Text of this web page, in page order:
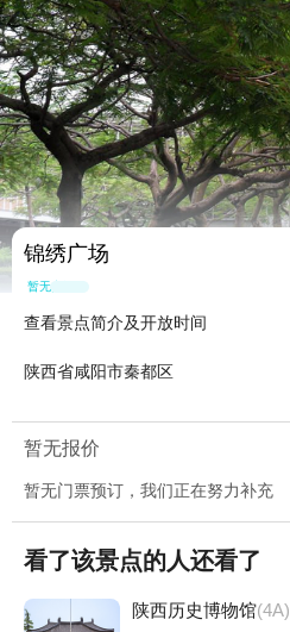
锦绣广场
暂无点评
查看景点简介及开放时间
陕西省咸阳市秦都区
暂无报价
暂无门票预订，我们正在努力补充
看了该景点的人还看了
陕西历史博物馆(4A)
